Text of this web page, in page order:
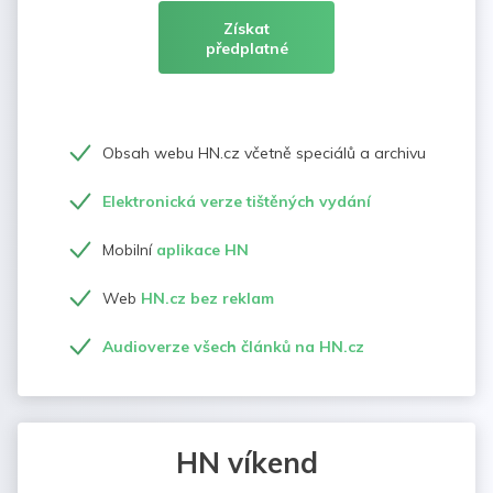
Získat
předplatné
Obsah webu HN.cz včetně speciálů a archivu
Elektronická verze tištěných vydání
Mobilní aplikace HN
Web HN.cz bez reklam
Audioverze všech článků na HN.cz
HN víkend